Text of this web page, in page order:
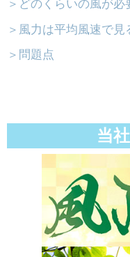
＞どのくらいの風が必
＞風力は平均風速で見
＞問題点
当